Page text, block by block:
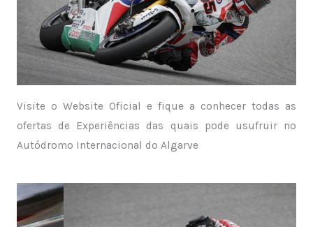
Visite o Website Oficial e fique a conhecer todas as
ofertas de Experiências das quais pode usufruir no
Autódromo Internacional do Algarve